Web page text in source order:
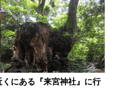
にある『来宮神社』に行